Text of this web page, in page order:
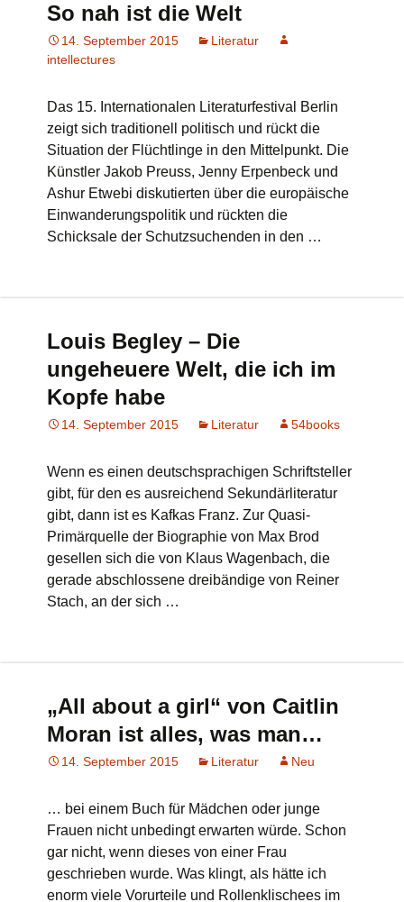
So nah ist die Welt
14. September 2015
Literatur
intellectures
Das 15. Internationalen Literaturfestival Berlin
zeigt sich traditionell politisch und rückt die
Situation der Flüchtlinge in den Mittelpunkt. Die
Künstler Jakob Preuss, Jenny Erpenbeck und
Ashur Etwebi diskutierten über die europäische
Einwanderungspolitik und rückten die
Schicksale der Schutzsuchenden in den …
Louis Begley – Die
ungeheuere Welt, die ich im
Kopfe habe
14. September 2015 Literatur 54books
Wenn es einen deutschsprachigen Schriftsteller
gibt, für den es ausreichend Sekundärliteratur
gibt, dann ist es Kafkas Franz. Zur Quasi-
Primärquelle der Biographie von Max Brod
gesellen sich die von Klaus Wagenbach, die
gerade abschlossene dreibändige von Reiner
Stach, an der sich …
„All about a girl“ von Caitlin
Moran ist alles, was man…
14. September 2015 Literatur Neu
… bei einem Buch für Mädchen oder junge
Frauen nicht unbedingt erwarten würde. Schon
gar nicht, wenn dieses von einer Frau
geschrieben wurde. Was klingt, als hätte ich
enorm viele Vorurteile und Rollenklischees im